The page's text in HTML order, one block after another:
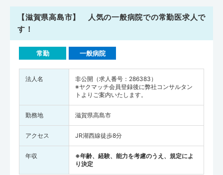
【滋賀県高島市】 人気の一般病院での常勤医求人で
す！
常勤 一般病院
法人名
非公開（求人番号：286383）
※ヤクマッチ会員登録後に弊社コンサルタン
トよりご案内いたします。
勤務地 滋賀県高島市
アクセス JR湖西線徒歩8分
年収
※年齢、経験、能力を考慮のうえ、規定によ
り決定